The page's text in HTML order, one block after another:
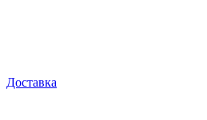
Доставка